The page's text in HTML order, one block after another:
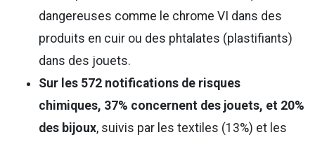
dangereuses comme le chrome VI dans des
produits en cuir ou des phtalates (plastifiants)
dans des jouets.
Sur les 572 notifications de risques
chimiques, 37% concernent des jouets, et 20%
des bijoux, suivis par les textiles (13%) et les